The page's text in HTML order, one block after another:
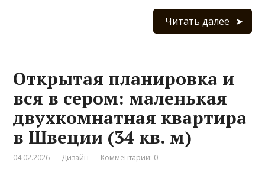
Читать далее
Открытая планировка и
вся в сером: маленькая
двухкомнатная квартира
в Швеции (34 кв. м)
04.02.2026 Дизайн Комментарии: 0